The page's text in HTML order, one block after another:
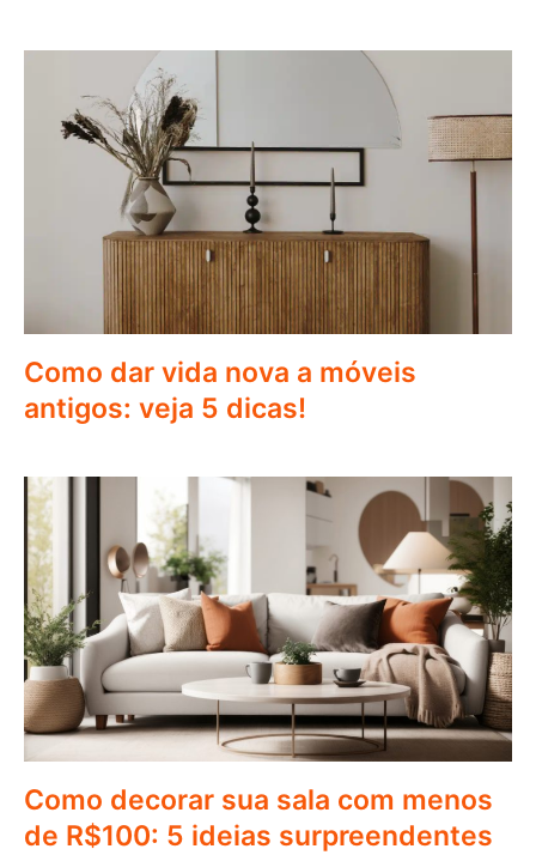
Como dar vida nova a móveis
antigos: veja 5 dicas!
Como decorar sua sala com menos
de R$100: 5 ideias surpreendentes